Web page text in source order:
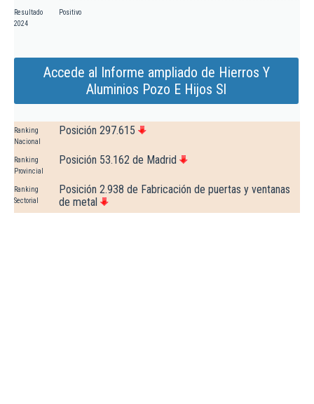
Resultado
2024
Positivo
Accede al Informe ampliado de Hierros Y
Aluminios Pozo E Hijos Sl
Ranking
Nacional
Posición 297.615
Ranking
Provincial
Posición 53.162 de Madrid
Ranking
Sectorial
Posición 2.938 de Fabricación de puertas y ventanas
de metal